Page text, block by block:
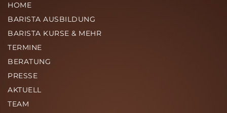
HOME
BARISTA AUSBILDUNG
BARISTA KURSE & MEHR
TERMINE
BERATUNG
PRESSE
AKTUELL
TEAM